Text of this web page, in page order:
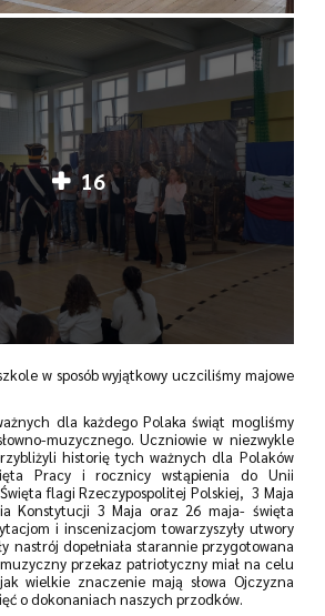
16
w sposób wyjątkowy uczciliśmy majowe
dla każdego Polaka świąt mogliśmy
muzycznego. Uczniowie w niezwykle
historię tych ważnych dla Polaków
Pracy i rocznicy wstąpienia do Unii
flagi Rzeczypospolitej Polskiej, 3 Maja
Konstytucji 3 Maja oraz 26 maja- święta
i inscenizacjom towarzyszyły utwory
nastrój dopełniała starannie przygotowana
przekaz patriotyczny miał na celu
wielkie znaczenie mają słowa Ojczyzna
o dokonaniach naszych przodków.